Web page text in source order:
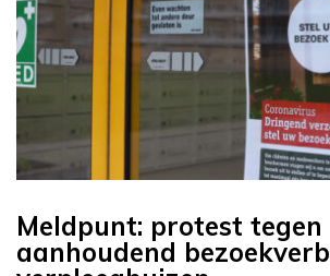
Meldpunt: protest tegen
aanhoudend